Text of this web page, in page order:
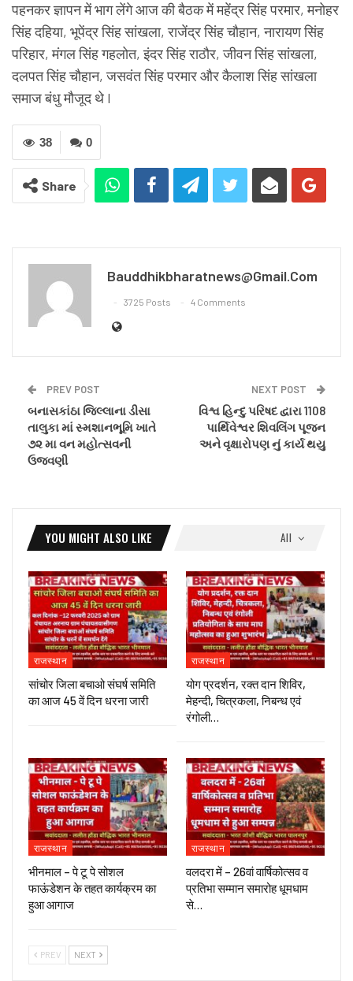
पहनकर ज्ञापन में भाग लेंगे आज की बैठक में महेंद्र सिंह परमार, मनोहर
सिंह दहिया, भूपेंद्र सिंह सांखला, राजेंद्र सिंह चौहान, नारायण सिंह
परिहार, मंगल सिंह गहलोत, इंदर सिंह राठौर, जीवन सिंह सांखला,
दलपत सिंह चौहान, जसवंत सिंह परमार और कैलाश सिंह सांखला
समाज बंधु मौजूद थे l
0
38
Share
Bauddhikbharatnews@gmail.com
3725 Posts 4 Comments
PREV POST
બનાસકાંઠા જિલ્લાના ડીસા
તાલુકા માં સ્મશાનભૂમિ ખાતે
૭૨ મા વન મહોત્સવની
ઉજવણી
NEXT POST
વિશ્વ હિન્દુ પરિષદ દ્વારા 1108
પાર્થિવેશ્વર શિવલિંગ પૂજન
અને વૃક્ષારોપણ નું કાર્ય થયુ
All
YOU MIGHT ALSO LIKE
राजस्थान
सांचोर जिला बचाओ संघर्ष समिति
का आज 45 वें दिन धरना जारी
राजस्थान
योग प्रदर्शन, रक्त दान शिविर,
मेहन्दी, चित्रकला, निबन्ध एवं
रंगोली…
राजस्थान
भीनमाल – पे टू पे सोशल
फाऊंडेशन के तहत कार्यक्रम का
हुआ आगाज
राजस्थान
वलदरा में – 26वां वार्षिकोत्सव व
प्रतिभा सम्मान समारोह धूमधाम
से…
PREV NEXT